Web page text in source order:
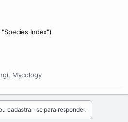
Index")
Mycology
cadastrar-se para responder.